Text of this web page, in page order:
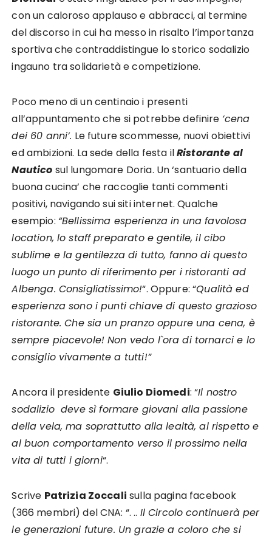
con un caloroso applauso e abbracci, al termine
del discorso in cui ha messo in risalto l’importanza
sportiva che contraddistingue lo storico sodalizio
ingauno tra solidarietà e competizione.
Poco meno di un centinaio i presenti
all’appuntamento che si potrebbe definire ‘cena
dei 60 anni’. Le future scommesse, nuovi obiettivi
ed ambizioni. La sede della festa ilRistorante al
Nautico sul lungomare Doria. Un ‘santuario della
buona cucina’ che raccoglie tanti commenti
positivi, navigando sui siti internet. Qualche
esempio: “Bellissima esperienza in una favolosa
location, lo staff preparato e gentile, il cibo
sublime e la gentilezza di tutto, fanno di questo
luogo un punto di riferimento per i ristoranti ad
Albenga. Consigliatissimo!“. Oppure: “Qualità ed
esperienza sono i punti chiave di questo grazioso
ristorante. Che sia un pranzo oppure una cena, è
sempre piacevole! Non vedo l`ora di tornarci e lo
consiglio vivamente a tutti!”
Ancora il presidente Giulio Diomedi: “Il nostro
sodalizio deve sì formare giovani alla passione
della vela, ma soprattutto alla lealtà, al rispetto e
al buon comportamento verso il prossimo nella
vita di tutti i giorni“.
Scrive Patrizia Zoccali sulla pagina facebook
(366 membri) del CNA: “. .. Il Circolo continuerà per
le generazioni future. Un grazie a coloro che si